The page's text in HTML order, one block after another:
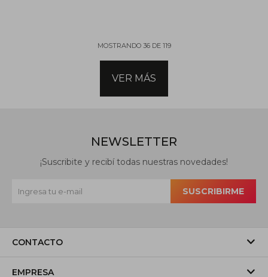
MOSTRANDO 36DE 119
VER MÁS
CONTACTO
EMPRESA
NEWSLETTER
¡Suscribite y recibí todas nuestras novedades!
SUSCRIBIRME